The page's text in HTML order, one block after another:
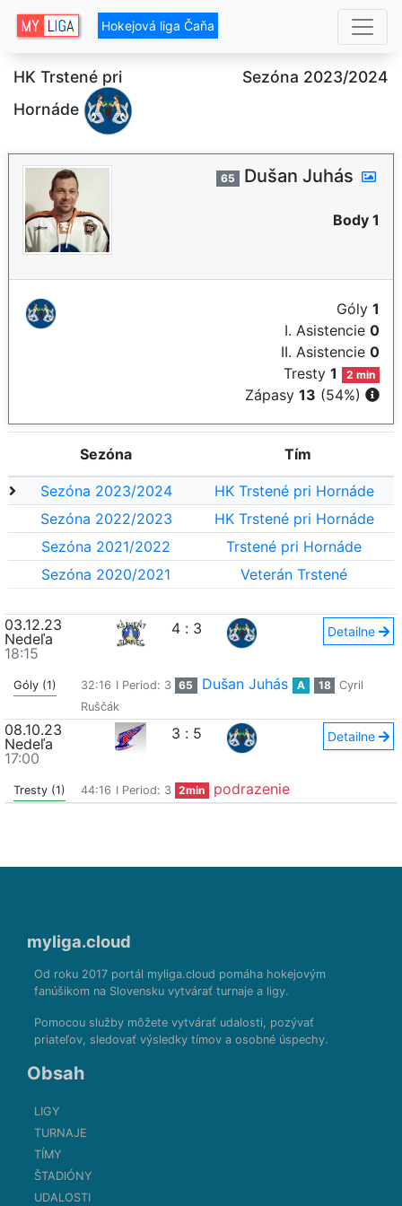
Hokejová liga Čaňa
HK Trstené pri
Hornáde
Sezóna 2023/2024
65 Dušan Juhás
Body 1
Góly 1
I. Asistencie 0
II. Asistencie 0
Tresty1 2 min
Zápasy 13 (54%)
Sezóna Tím
Sezóna 2023/2024
HK Trstené pri Hornáde
Sezóna 2022/2023
HK Trstené pri Hornáde
Sezóna 2021/2022
Trstené pri Hornáde
Sezóna 2020/2021
Veterán Trstené
03.12.23
Nedeľa
18:15
4 : 3 Detailne
Góly (1) 32:16 I Period: 3 65 Dušan Juhás A 18
Cyril
Ruščák
08.10.23
Nedeľa
17:00
3 : 5 Detailne
Tresty (1) 44:16 I Period: 3 2min podrazenie
myliga.cloud
Od roku 2017 portál myliga.cloud pomáha hokejovým
fanúšikom na Slovensku vytvárať turnaje a ligy.
Pomocou služby môžete vytvárať udalosti, pozývať
priateľov, sledovať výsledky tímov a osobné úspechy.
Obsah
LIGY
TURNAJE
TÍMY
ŠTADIÓNY
UDALOSTI